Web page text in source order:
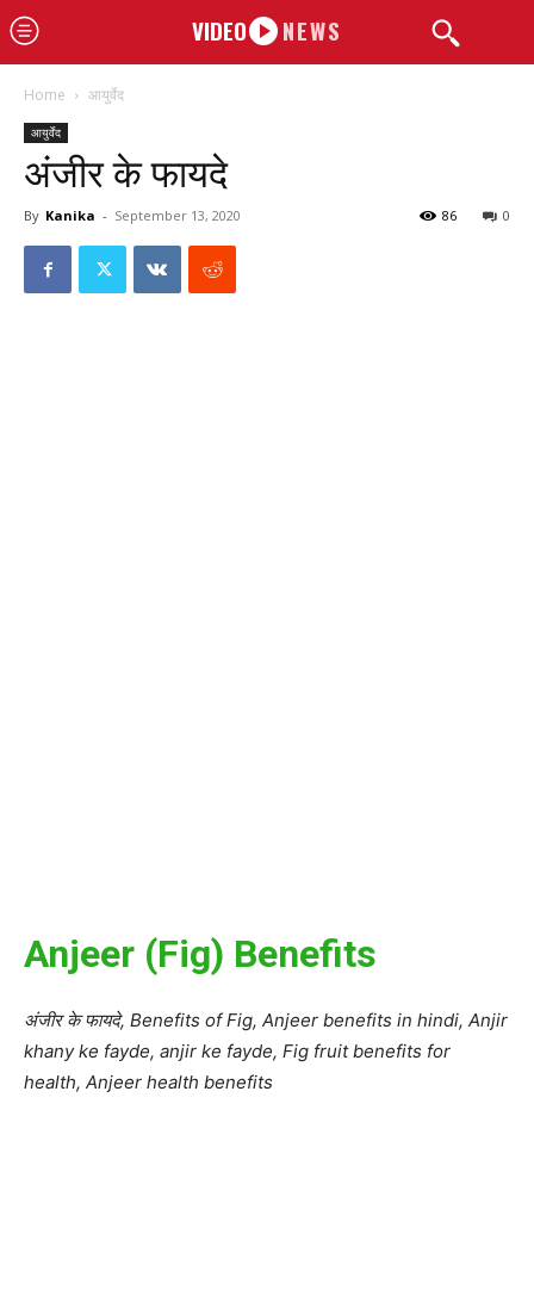
VIDEO NEWS
Home आयुर्वेद
आयुर्वेद
अंजीर के फायदे
By Kanika - September 13, 2020 0
86
Anjeer (Fig) Benefits
अंजीर के फायदे, Benefits of Fig, Anjeer benefits in hindi, Anjir
khany ke fayde, anjir ke fayde, Fig fruit benefits for
health, Anjeer health benefits